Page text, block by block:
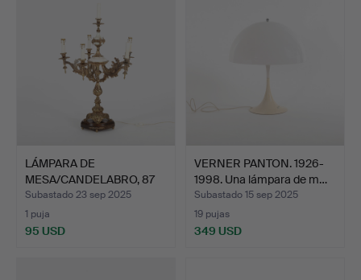
LÁMPARA DE
MESA/CANDELABRO, 87
cm de altur…
Subastado 23 sep 2025
1 puja
95 USD
VERNER PANTON. 1926-
1998. Una lámpara de m…
Subastado 15 sep 2025
19 pujas
349 USD